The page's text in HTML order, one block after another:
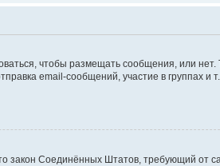
чтобы размещать сообщения, или нет.
email-сообщений, участие в группах и
закон Соединённых Штатов, требующий от